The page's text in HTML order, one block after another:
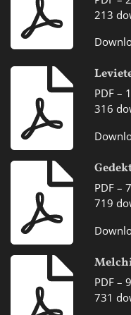
213
PDF –
316
PDF –
719
PDF –
731